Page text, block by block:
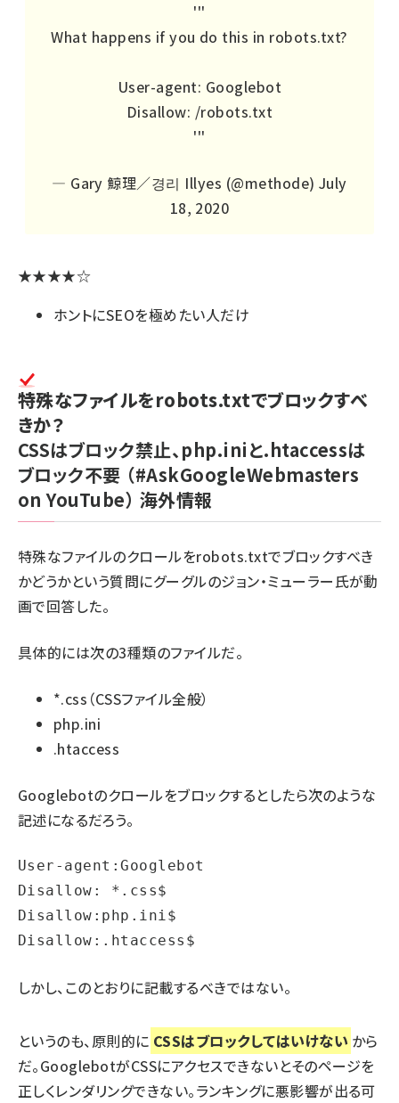
'''
What happens if you do this in robots.txt?
User-agent: Googlebot
Disallow: /robots.txt
'''
— Gary 鯨理／경리 Illyes (@methode) July
18, 2020
★★★★☆
ホントにSEOを極めたい人だけ
特殊なファイルをrobots.txtでブロックすべ
きか？
CSSはブロック禁止、php.iniと.htaccessは
ブロック不要 （#AskGoogleWebmasters
on YouTube） 海外情報
特殊なファイルのクロールをrobots.txtでブロックすべき
かどうかという質問にグーグルのジョン・ミューラー氏が動
画で回答した。
具体的には次の3種類のファイルだ。
*.css（CSSファイル全般）
php.ini
.htaccess
Googlebotのクロールをブロックするとしたら次のような
記述になるだろう。
User-agent:Googlebot
Disallow: *.css$
Disallow:php.ini$
Disallow:.htaccess$
しかし、このとおりに記載するべきではない。
というのも、原則的に CSSはブロックしてはいけない から
だ。GooglebotがCSSにアクセスできないとそのページを
正しくレンダリングできない。ランキングに悪影響が出る可